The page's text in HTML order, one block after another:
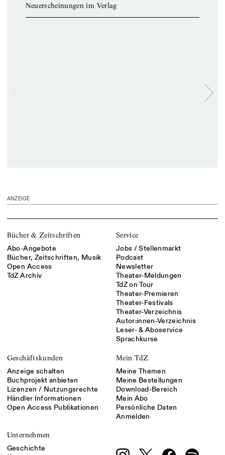
Neuerscheinungen im Verlag
ANZEIGE
Bücher & Zeitschriften
Abo-Angebote
Bücher, Zeitschriften, Musik
Open Access
TdZ Archiv
Service
Jobs / Stellenmarkt
Podcast
Newsletter
Theater-Meldungen
TdZ on Tour
Theater-Premieren
Theater-Festivals
Theater-Verzeichnis
Autor:innen-Verzeichnis
Leser- & Aboservice
Sprachkurse
Geschäftskunden
Anzeige schalten
Buchprojekt anbieten
Lizenzen / Nutzungsrechte
Händler Informationen
Open Access Publikationen
Mein TdZ
Meine Themen
Meine Bestellungen
Download-Bereich
Mein Abo
Persönliche Daten
Anmelden
Unternehmen
Geschichte